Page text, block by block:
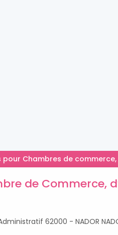
pour Chambres de
de Commerce,
62000 - NADOR